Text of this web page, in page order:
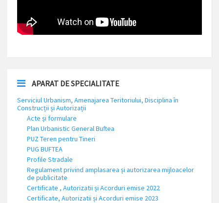
APARAT DE SPECIALITATE
Serviciul Urbanism, Amenajarea Teritoriului, Disciplina în
Construcții și Autorizații
Acte și formulare
Plan Urbanistic General Buftea
PUZ Teren pentru Tineri
PUG BUFTEA
Profile Stradale
Regulament privind amplasarea și autorizarea mijloacelor
de publicitate
Certificate , Autorizatii și Acorduri emise 2022
Certificate, Autorizatii și Acorduri emise 2023